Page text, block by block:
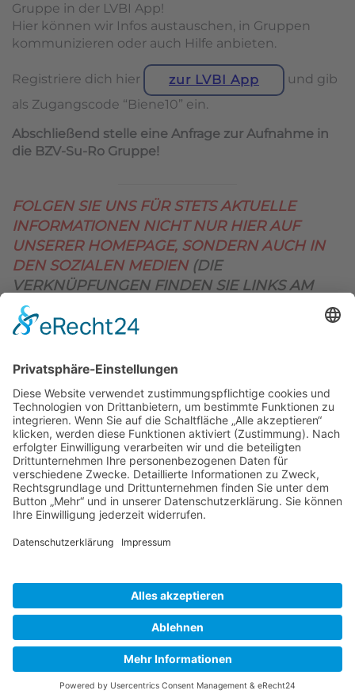
Gruppe in der LVBI App!
Hier können wir Infos austauschen, in Gruppen
kommunizieren oder auch Hilfe anbieten.
Registriere dich hier zur LVBI App
und gib
als Zugangscode “Biene10” ein.
Abschließend stelle eine Anfrage zur Aufnahme in
die BZV-Su-Ro Gruppe!
FOLGEN SIE UNS FÜR STETS AKTUELLE
INFORMATIONEN NICHT NUR HIER AUF
UNSERER HOMEPAGE, SONDERN AUCH IN
DEN SOZIALEN MEDIEN (DIE
VERKNÜPFUNGEN FINDEN SIE LINKS AM
OBEREN SEITENRAND)
BIENENZUCHTVEREIN SULZBACH-ROSENBERG
1871 E.V.
1. Vorsitzender
Matthias Bohmann
Siebeneichen 13
92237 Sulzbach-Rosenberg
E-Mail: vorstand@bienenzuchtverein-sulzbach-
Copyright © Bienenzuchtverein
Sulzbach-Rosenberg 1871 e.V.
Kontakt|Impressum|Datenschutzerklärung|
Cookie-Einstellungen